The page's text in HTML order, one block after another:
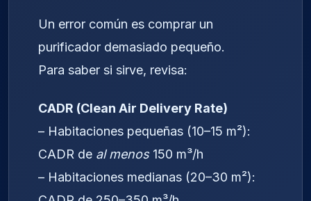
Un error común es comprar un
purificador demasiado pequeño.
Para saber si sirve, revisa:
CADR (Clean Air Delivery Rate)
– Habitaciones pequeñas (10–15 m²):
CADR de al menos150 m³/h
– Habitaciones medianas (20–30 m²):